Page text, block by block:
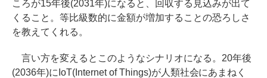
ころが15年後(2031年)になると、回収する見込みが出て
くること。等比級数的に金額が増加することの恐ろしさ
を教えてくれる。
言い方を変えるとこのようなシナリオになる。20年後
(2036年)にIoT(Internet of Things)が人類社会にあまねく